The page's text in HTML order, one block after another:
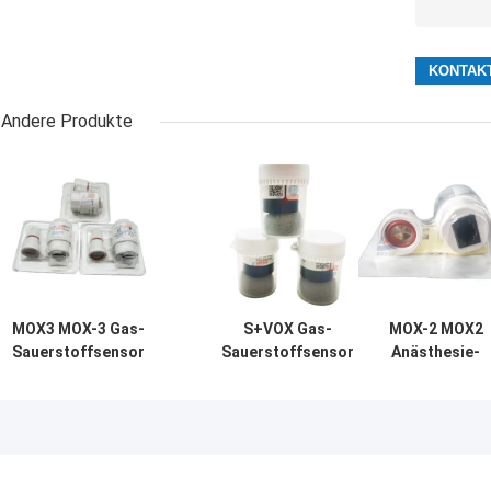
Andere Produkte
MOX3 MOX-3 Gas-
Sauerstoffsensor
S+VOX Gas-
Sauerstoffsensor
MOX-2 MOX2
Anästhesie-